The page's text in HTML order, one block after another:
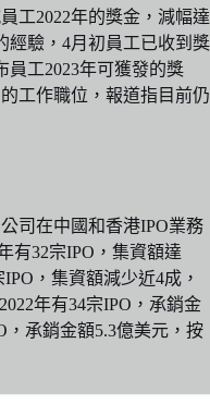
工2022年的獎金，減幅達
經驗，4月初員工已收到獎
員工2023年可獲發的獎
工作職位，報道指目前仍
司在中國和香港IPO業務
有32宗IPO，集資額達
，集資額減少近4成，
年有34宗IPO，承銷金
，承銷金額5.3億美元，按